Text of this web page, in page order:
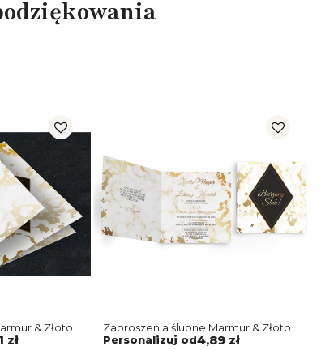
& Złoto -
zł
Zaproszenia ślubne Marmur & Złoto -
Składane Kwadrat Motyw 5
Personalizuj od4,89 zł